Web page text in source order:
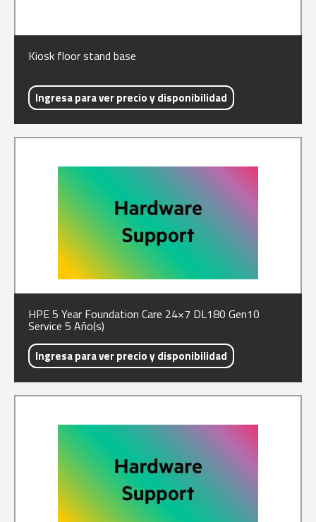
Kiosk floor stand base
Ingresa para ver precio y disponibilidad
HPE 5 Year Foundation Care 24×7 DL180 Gen10
Service 5 Año(s)
Ingresa para ver precio y disponibilidad